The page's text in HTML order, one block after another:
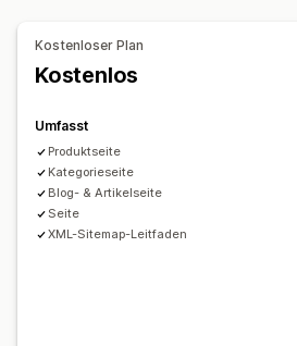
Kostenloser Plan
Kostenlos
Umfasst
Produktseite
Kategorieseite
Blog- & Artikelseite
Seite
XML-Sitemap-Leitfaden